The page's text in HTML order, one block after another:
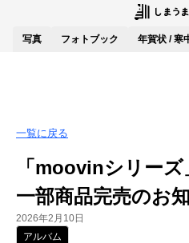
写真 フォトブック 年賀状 / 寒
一覧に戻る
「moovinシリー
一部商品完売のお
2026年2月10日
アルバム